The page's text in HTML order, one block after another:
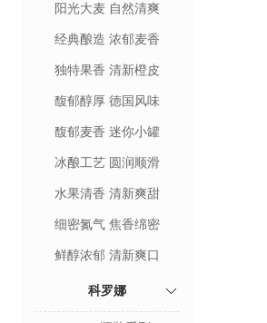
阳光大麦 自然清爽
经典酿造 浓郁麦香
独特果香 清新橙皮
馥郁醇厚 德国风味
馥郁麦香 迷你小罐
冰酿工艺 圆润顺滑
水果清香 清新爽甜
细密氮气 焦香绵密
鲜醇浓郁 清新爽口
科罗娜